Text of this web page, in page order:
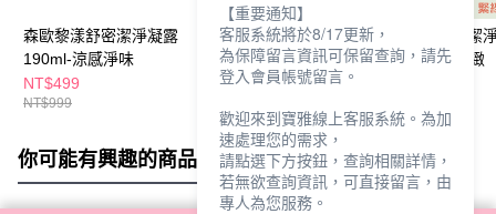
森歐黎漾舒密潔淨凝露
190ml-涼感淨味
NT$499
NT$999
森歐黎漾舒密潔淨凝露
190ml-柔嫩保濕
NT$499
森歐黎漾舒密潔
190ml-涼感緊緻
你可能有興趣的商品 全站排行
【重要通知】
客服系統將於8/17更新，
為保障留言資訊可保留查詢，請先
登入會員帳號留言。
歡迎來到寶雅線上客服系統。為加
速處理您的需求，
請點選下方按鈕，查詢相關詳情，
若無欲查詢資訊，可直接留言，由
專人為您服務。